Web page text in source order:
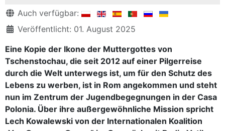
DetailsAuch verfügbar:
Veröffentlicht: 01. August 2025
Eine Kopie der Ikone der Muttergottes von
Tschenstochau, die seit 2012 auf einer Pilgerreise
durch die Welt unterwegs ist, um für den Schutz des
Lebens zu werben, ist in Rom angekommen und steht
nun im Zentrum der Jugendbegegnungen in der Casa
Polonia. Über ihre außergewöhnliche Mission spricht
Lech Kowalewski von der Internationalen Koalition